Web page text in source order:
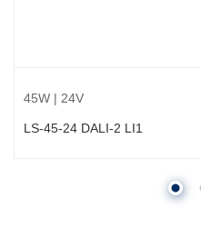
45W | 24V
LS-45-24 DALI-2 LI1